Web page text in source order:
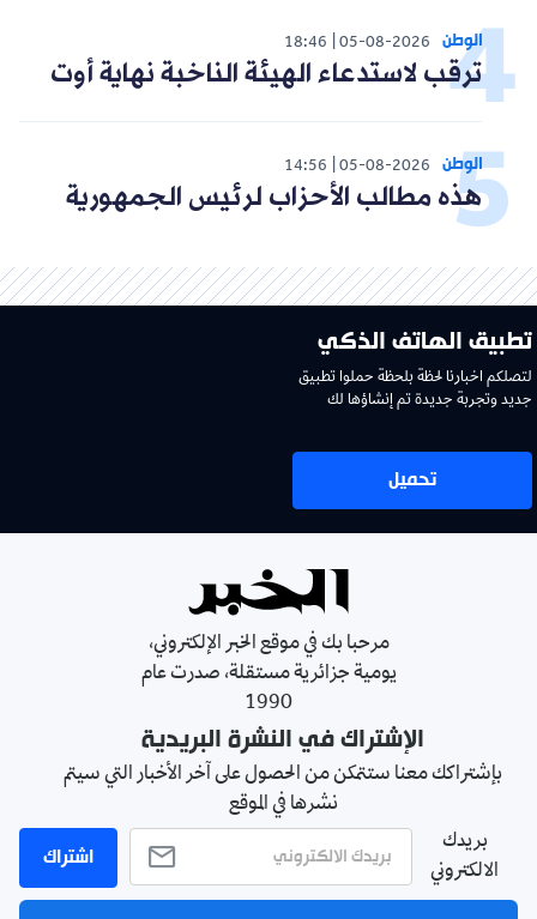
الوطن 05-08-2026
18:46
ترقب لاستدعاء الهيئة الناخبة نهاية أوت
الوطن 05-08-2026
14:56
هذه مطالب الأحزاب لرئيس الجمهورية
تطبيق الهاتف الذكي
لتصلكم اخبارنا لحظة بلحظة حملوا تطبيق
جديد وتجربة جديدة تم إنشاؤها لك
تحميل
مرحبا بك في موقع الخبر الإلكتروني،
يومية جزائرية مستقلة، صدرت عام
1990
الإشتراك في النشرة البريدية
بإشتراكك معنا ستتمكن من الحصول على آخر الأخبار التي سيتم
نشرها في الموقع
بريدك
الالكتروني
اشتراك